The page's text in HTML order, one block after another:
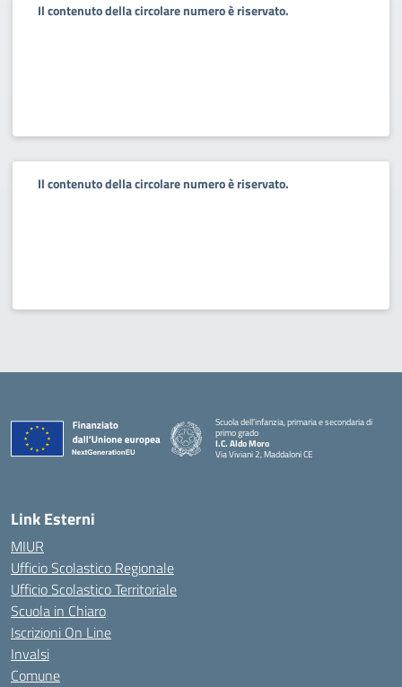
Il contenuto della circolare numero è riservato.
Il contenuto della circolare numero è riservato.
Scuola dell’infanzia, primaria e secondaria di
primo grado
I.C. Aldo Moro
Via Viviani 2, Maddaloni CE
Link Esterni
MIUR
Ufficio Scolastico Regionale
Ufficio Scolastico Territoriale
Scuola in Chiaro
Iscrizioni On Line
Invalsi
Comune